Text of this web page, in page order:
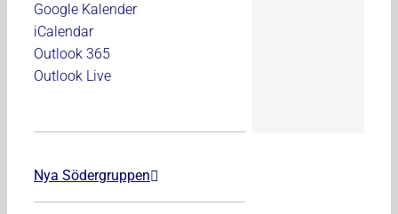
Google Kalender
iCalendar
Outlook 365
Outlook Live
Nya Södergruppen